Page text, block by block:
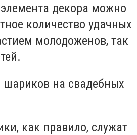
элемента декора можно
количество удачных
молодоженов, так
на свадебных
как правило, служат